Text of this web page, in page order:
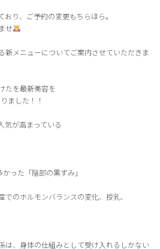
り、ご予約の変更もちらほら。
せ
新メニューについてご案内させていただきま
たを最新美容を
ました ！！
気が高まっている
った「陰部の黒ずみ」
のホルモンバランスの変化、授乳、
は、身体の仕組みとして受け入れるしかない